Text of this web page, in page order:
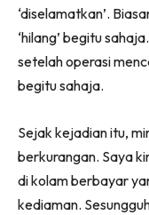
‘diselamatkan’.
‘hilang’ begitu
setelah operasi
begitu sahaja.
Sejak kejadian itu,
berkurangan. Saya
di kolam berbayar
kediaman.